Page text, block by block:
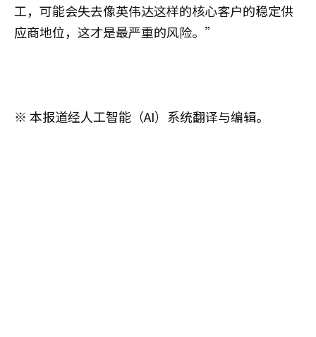
工，可能会失去像英伟达这样的核心客户的稳定供
应商地位，这才是最严重的风险。”
※ 本报道经人工智能（AI）系统翻译与编辑。